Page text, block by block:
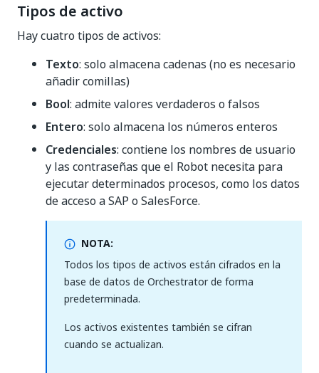
Tipos de activo
Hay cuatro tipos de activos:
Texto: solo almacena cadenas (no es necesario
añadir comillas)
Bool: admite valores verdaderos o falsos
Entero: solo almacena los números enteros
Credenciales: contiene los nombres de usuario
y las contraseñas que el Robot necesita para
ejecutar determinados procesos, como los datos
de acceso a SAP o SalesForce.
NOTA:
Todos los tipos de activos están cifrados en la
base de datos de Orchestrator de forma
predeterminada.
Los activos existentes también se cifran
cuando se actualizan.